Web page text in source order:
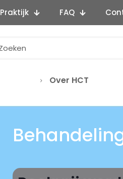
Praktijk FAQ
Over HCT